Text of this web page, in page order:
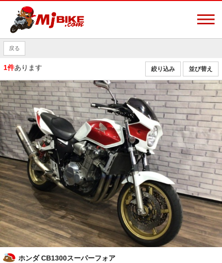
戻る
1件あります 並び替え
絞り込み
ホンダ CB1300スーパーフォア